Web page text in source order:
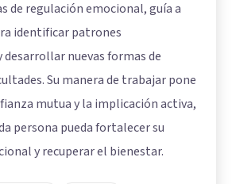
de regulación emocional, guía a
identificar patrones
nuevas formas de
Su manera de trabajar pone
mutua y la implicación activa,
persona pueda fortalecer su
y recuperar el bienestar.